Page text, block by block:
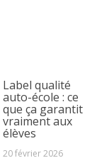
Label qualité
auto-école : ce
que ça garantit
vraiment aux
élèves
20 février 2026